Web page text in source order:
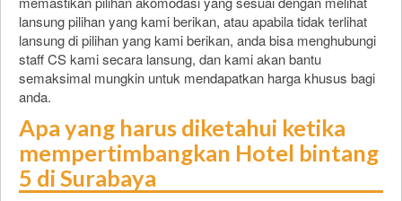
lansung pilihan yang kami berikan, atau apabila tidak terlihat
lansung di pilihan yang kami berikan, anda bisa menghubungi
staff CS kami secara lansung, dan kami akan bantu
semaksimal mungkin untuk mendapatkan harga khusus bagi
anda.
Apa yang harus diketahui ketika
mempertimbangkan Hotel bintang
5 di Surabaya